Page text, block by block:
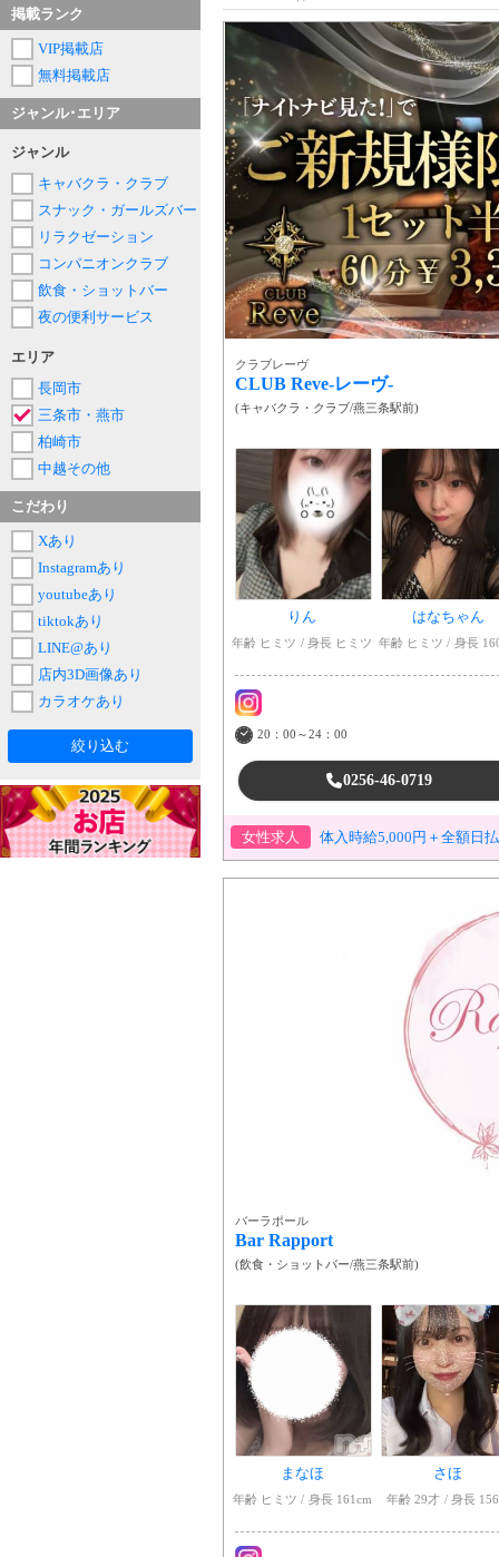
クラブレーヴ
CLUB Reve-レーヴ-
(キャバクラ・クラブ/燕三条駅前)
りん
年齢 ヒミツ 身長 ヒミツ
はなちゃん
年齢 ヒミツ 身長
20：00～24：00
0256-46-0719
女性求人 体入時給5,000円＋全額日
バーラポール
Bar Rapport
(飲食・ショットバー/燕三条駅前)
まなほ
年齢 ヒミツ 身長 161cm
さほ
年齢 29才 身長
掲載ランク
VIP掲載店
無料掲載店
ジャンル･エリア
ジャンル
キャバクラ・クラブ
スナック・ガールズバー
リラクゼーション
コンパニオンクラブ
飲食・ショットバー
夜の便利サービス
エリア
長岡市
三条市・燕市
柏崎市
中越その他
こだわり
Xあり
Instagramあり
youtubeあり
tiktokあり
LINE@あり
店内3D画像あり
カラオケあり
絞り込む